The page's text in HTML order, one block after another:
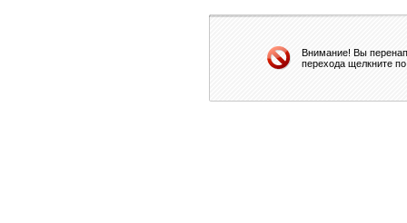
Внимание! Вы
перехода щелкните